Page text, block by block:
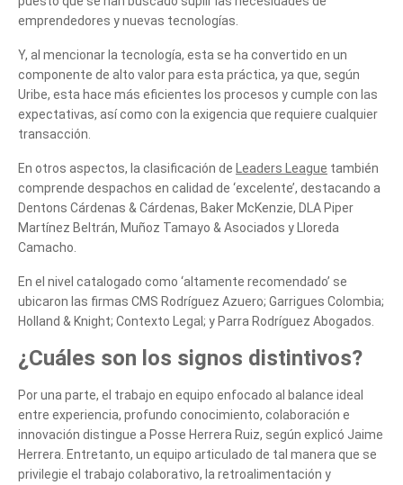
can we help you?
emprendedores y nuevas tecnologías.
Y, al mencionar la tecnología, esta se ha convertido en un
componente de alto valor para esta práctica, ya que, según
Uribe, esta hace más eficientes los procesos y cumple con las
expectativas, así como con la exigencia que requiere cualquier
transacción.
En otros aspectos, la clasificación de Leaders League también
comprende despachos en calidad de ‘excelente’, destacando a
Dentons Cárdenas & Cárdenas, Baker McKenzie, DLA Piper
Martínez Beltrán, Muñoz Tamayo & Asociados y Lloreda
Camacho.
En el nivel catalogado como ‘altamente recomendado’ se
ubicaron las firmas CMS Rodríguez Azuero; Garrigues Colombia;
Holland & Knight; Contexto Legal; y Parra Rodríguez Abogados.
¿Cuáles son los signos distintivos?
Por una parte, el trabajo en equipo enfocado al balance ideal
entre experiencia, profundo conocimiento, colaboración e
innovación distingue a Posse Herrera Ruiz, según explicó Jaime
Herrera. Entretanto, un equipo articulado de tal manera que se
privilegie el trabajo colaborativo, la retroalimentación y